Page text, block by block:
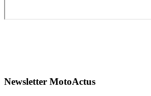
Newsletter MotoActus